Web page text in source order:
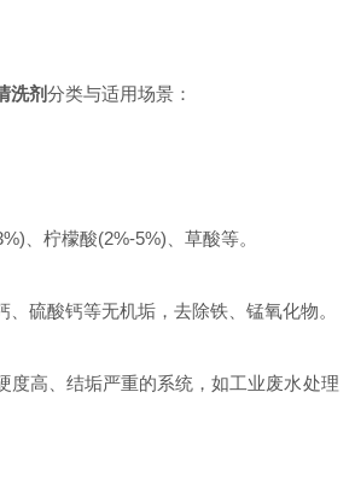
洗剂分类与适用场景：
柠檬酸(2%-5%)、草酸等。
硫酸钙等无机垢，去除铁、锰氧化物。
高、结垢严重的系统，如工业废水处理